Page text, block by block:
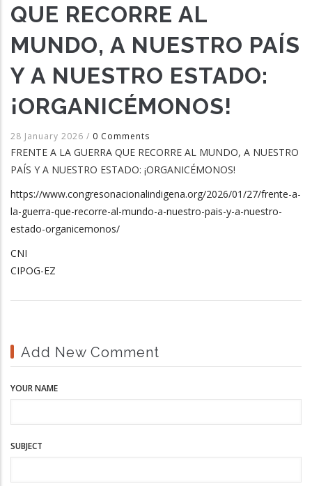
QUE RECORRE AL
MUNDO, A NUESTRO PAÍS
Y A NUESTRO ESTADO:
¡ORGANICÉMONOS!
28 January 2026 / 0 Comments
FRENTE A LA GUERRA QUE RECORRE AL MUNDO, A NUESTRO
PAÍS Y A NUESTRO ESTADO: ¡ORGANICÉMONOS!
https://www.congresonacionalindigena.org/2026/01/27/frente-a-
la-guerra-que-recorre-al-mundo-a-nuestro-pais-y-a-nuestro-
estado-organicemonos/
CNI
CIPOG-EZ
Add New Comment
YOUR NAME
SUBJECT